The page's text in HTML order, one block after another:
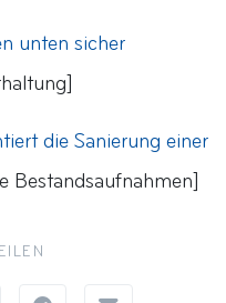
unten sicher
die Sanierung einer
Bestandsaufnahmen]